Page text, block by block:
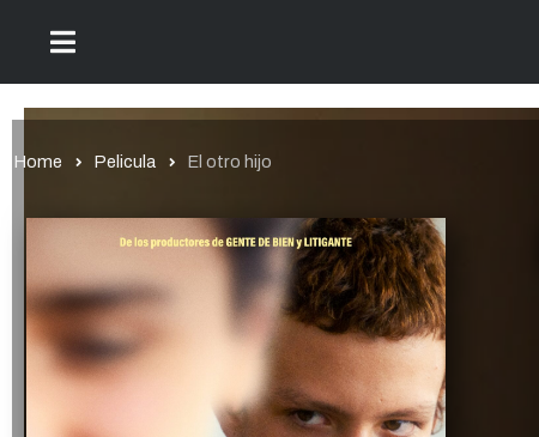
Home Pelicula El otro hijo